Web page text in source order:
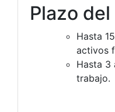
Plazo
Hasta
activos
Hasta 3
trabajo.